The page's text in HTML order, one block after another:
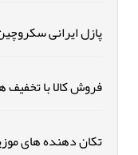
پازل ایرانی
فروش کالا با تخفیف
تکان دهنده های